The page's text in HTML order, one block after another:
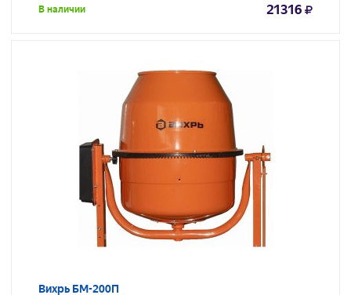
В наличии 21316
Вихрь БМ-200П